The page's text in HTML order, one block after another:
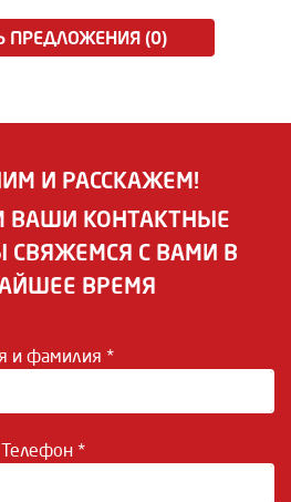
ПРЕДЛОЖЕНИЯ (0)
И РАССКАЖЕМ!
ВАШИ КОНТАКТНЫЕ
С ВАМИ В
ВРЕМЯ
и фамилия *
Телефон *